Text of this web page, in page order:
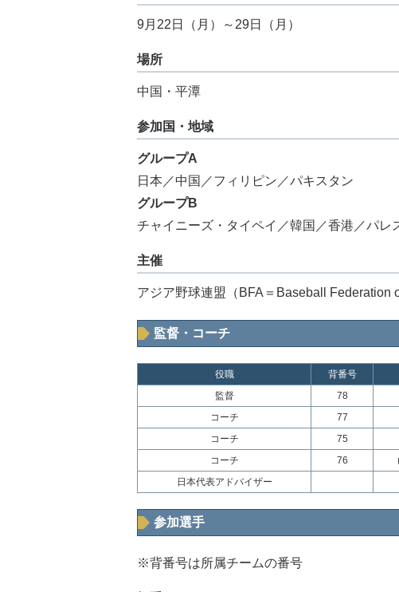
9月22日（月）～29日（月）
場所
中国・平潭
参加国・地域
グループA
日本／中国／フィリピン／パキスタン
グループB
チャイニーズ・タイペイ／韓国／香港／パレ
主催
アジア野球連盟（BFA＝Baseball Federation
監督・コーチ
役職 背番号
監督
78
コーチ
77
コーチ
75
コーチ
76
日本代表アドバイザー
参加選手
※背番号は所属チームの番号